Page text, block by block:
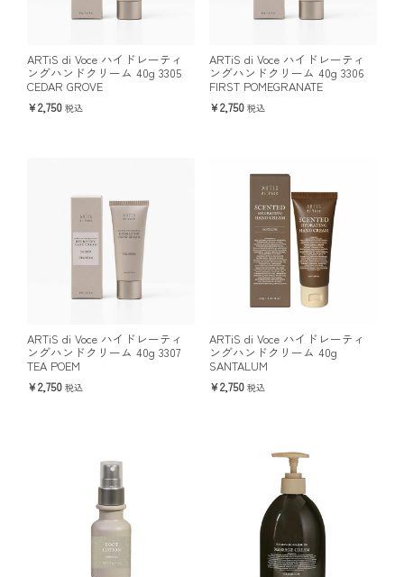
ARTiS di Voce ハイドレーティ
ングハンドクリーム 40g 3305
CEDAR GROVE
2,750 税込
ARTiS di Voce ハイドレーティ
ングハンドクリーム 40g 3306
FIRST POMEGRANATE
2,750 税込
ARTiS di Voce ハイドレーティ
ングハンドクリーム 40g 3307
TEA POEM
2,750 税込
ARTiS di Voce ハイドレーティ
ングハンドクリーム 40g
SANTALUM
2,750 税込